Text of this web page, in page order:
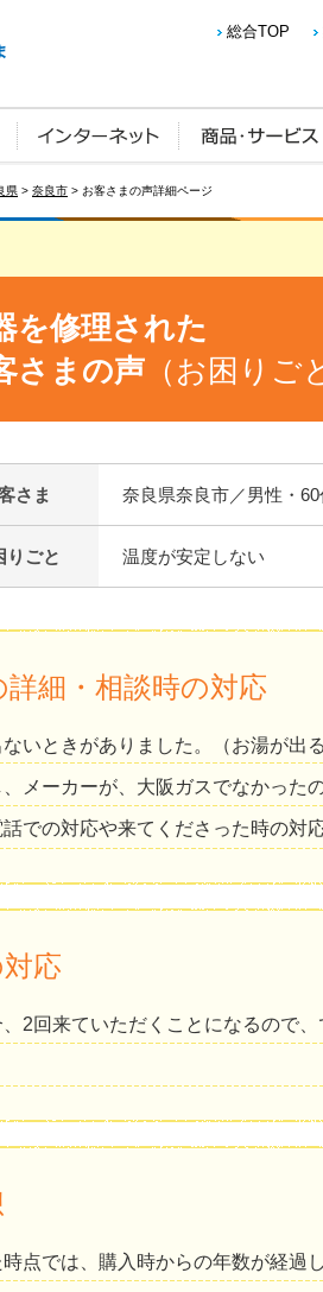
総合TOP
県 > 奈良市 > お客さまの声詳細ページ
を修理された
さまの声 （お困りご
さま 奈良県奈良市／男性・60
りごと 温度が安定しない
細・相談時の対応
いときがありました。（お湯が出
メーカーが、大阪ガスでなかった
での対応や来てくださった時の対
応
2回来ていただくことになるので
点では、購入時からの年数が経過